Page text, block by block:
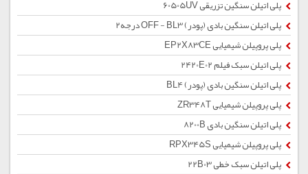
پلی اتیلن سنگین تزریقی 60505UV
پلی اتیلن سنگین بادی (پودر) OFF - BL3 درجه2
پلی پروپیلن شیمیایی EP2X83CE
پلی اتیلن سبک فیلم 2420E02
پلی اتیلن سنگین بادی (پودر) BL4
پلی پروپیلن شیمیایی ZR348T
پلی اتیلن سنگین بادی 8200B
پلی پروپیلن شیمیایی RPX345S
پلی اتیلن سبک خطی 22B03